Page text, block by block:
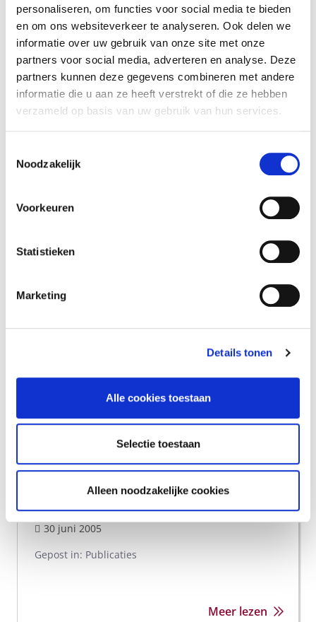
personaliseren, om functies voor social media te bieden
en om ons websiteverkeer te analyseren. Ook delen we
informatie over uw gebruik van onze site met onze
partners voor social media, adverteren en analyse. Deze
partners kunnen deze gegevens combineren met andere
informatie die u aan ze heeft verstrekt of die ze hebben
verzameld op basis van uw gebruik van hun services.
Noodzakelijk
Voorkeuren
Statistieken
Marketing
Details tonen
Alle cookies toestaan
Selectie toestaan
Alleen noodzakelijke cookies
Eén land/twee talen
Auteurs: ELCHARDUS Mark, SERVAIS Olivier en
DE KEERE Kobe Publicatie: 2011 België uit het
leven gegrepen "Burg...
30 juni 2011
Meer lezen
Beter samen?
Auteur: PELLERIAUX Koen Publicatie: 2005
Denk- en doepistes voor een toegankelijk
jeugdwerk in Vlaanderen, Brussel en Wallonië
30 juni 2005
Gepost in: Publicaties
Meer lezen